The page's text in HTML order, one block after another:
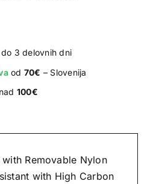
do 3 delovnih dni
od 70€ – Slovenija
100€
Removable Nylon
with High Carbon